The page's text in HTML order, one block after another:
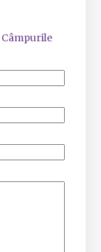
Câmpurile